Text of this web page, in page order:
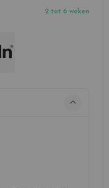
2 tot 6 weken